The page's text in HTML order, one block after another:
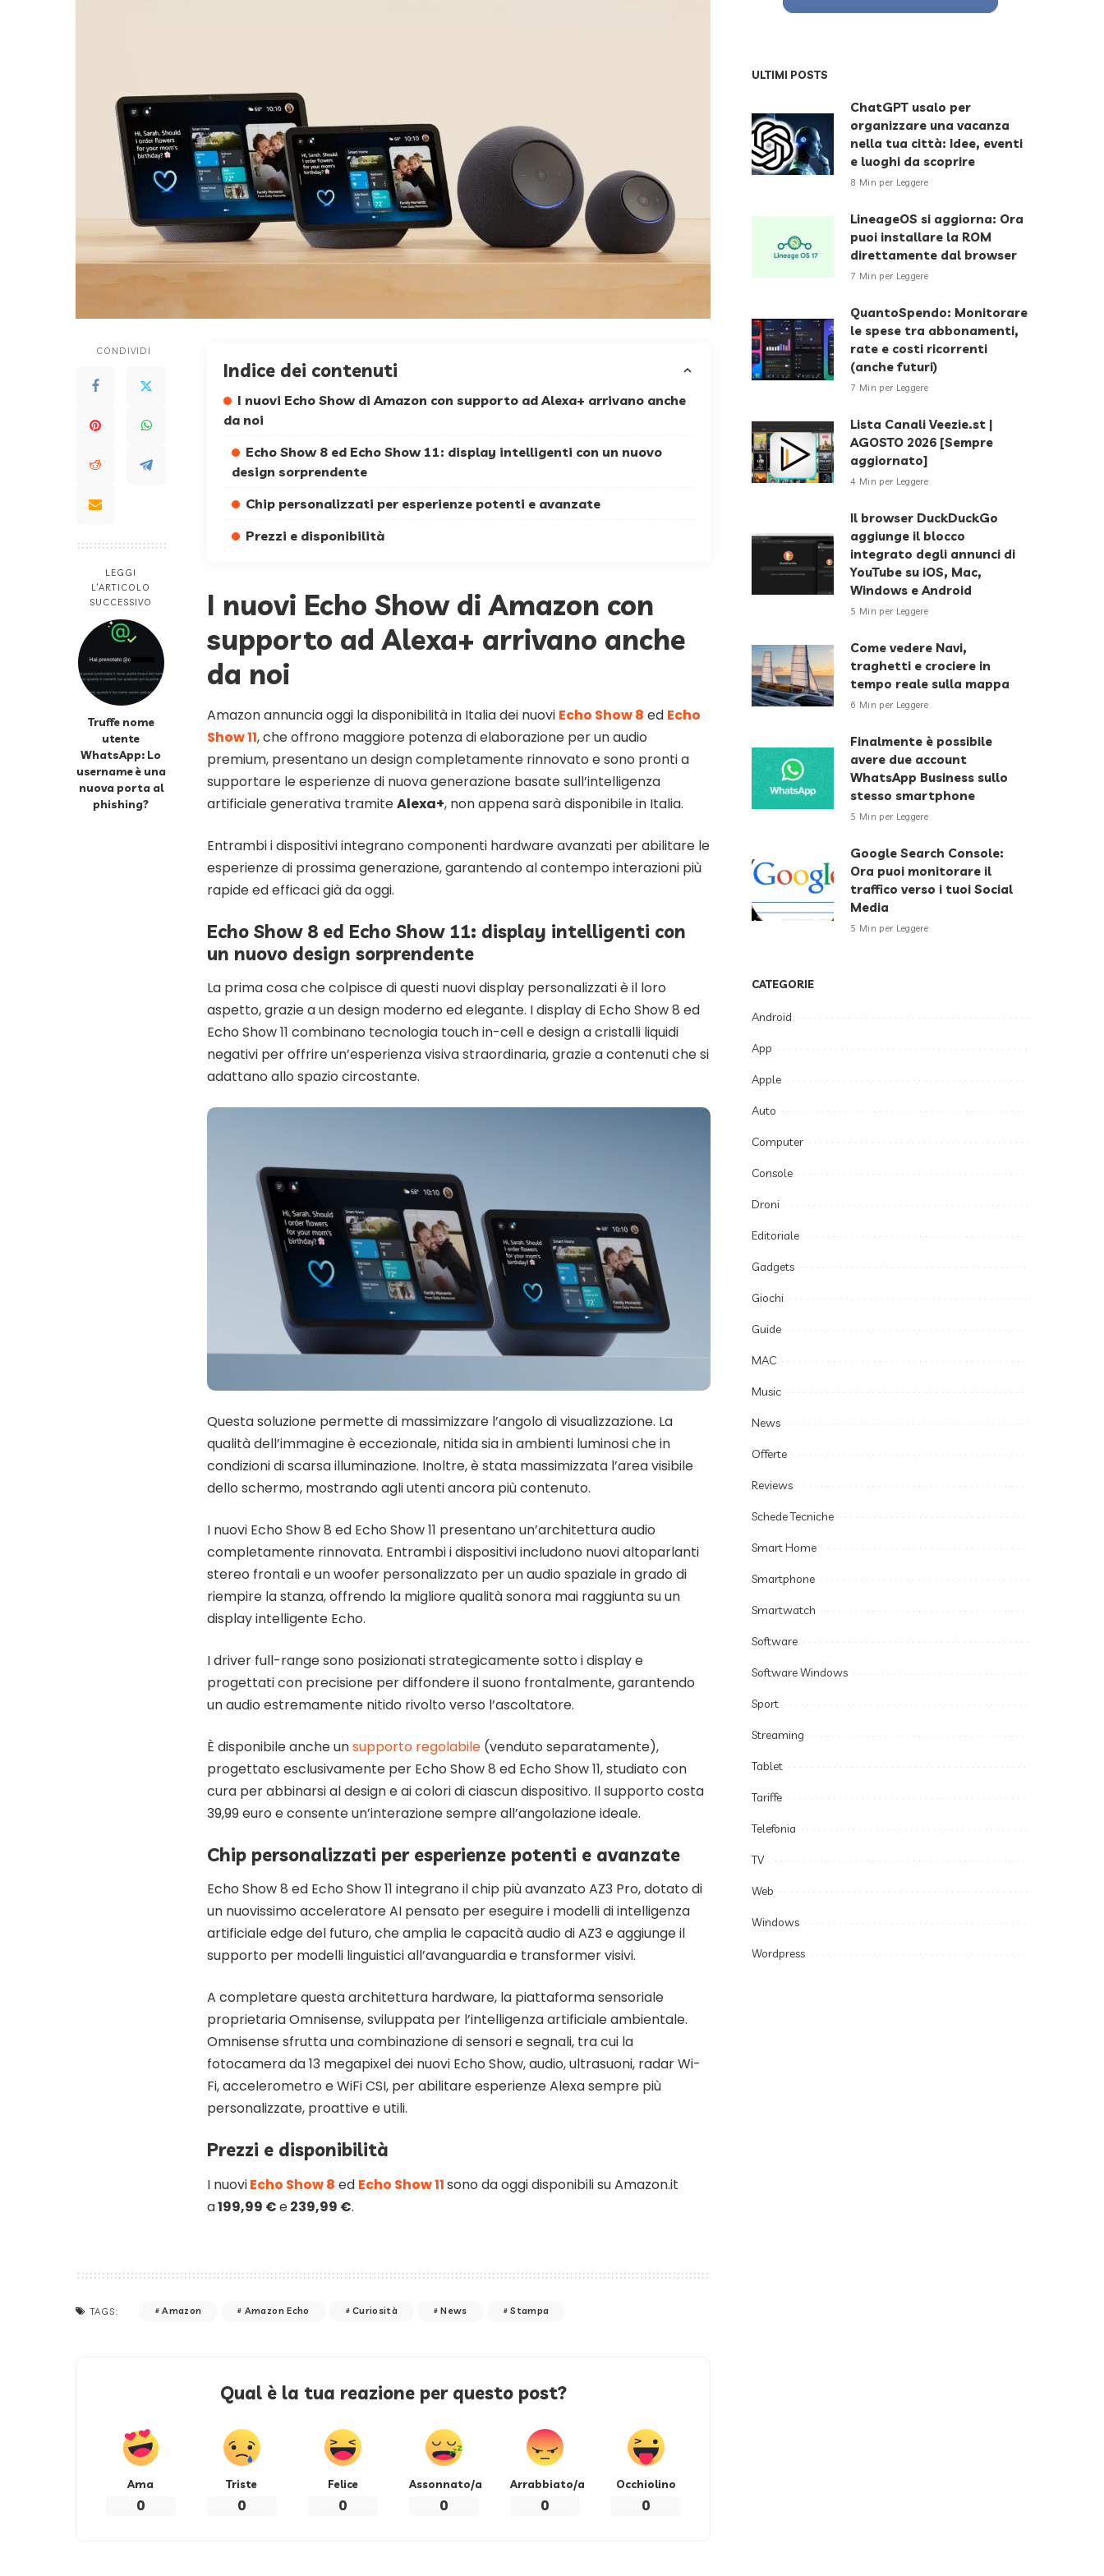
CONDIVIDI
LEGGI
L’ARTICOLO
SUCCESSIVO
Truffe nome
utente
WhatsApp: Lo
username è una
nuova porta al
phishing?
Indice dei contenuti
I nuovi Echo Show di Amazon con supporto ad Alexa+ arrivano anche
da noi
Echo Show 8 ed Echo Show 11: display intelligenti con un nuovo
design sorprendente
Chip personalizzati per esperienze potenti e avanzate
Prezzi e disponibilità
I nuovi Echo Show di Amazon con
supporto ad Alexa+ arrivano anche
da noi
Amazon annuncia oggi la disponibilità in Italia dei nuovi Echo Show 8 ed Echo
Show 11, che offrono maggiore potenza di elaborazione per un audio
premium, presentano un design completamente rinnovato e sono pronti a
supportare le esperienze di nuova generazione basate sull’intelligenza
artificiale generativa tramiteAlexa+, non appena sarà disponibile in Italia.
Entrambi i dispositivi integrano componenti hardware avanzati per abilitare le
esperienze di prossima generazione, garantendo al contempo interazioni più
rapide ed efficaci già da oggi.
Echo Show 8 ed Echo Show 11: display intelligenti con
un nuovo design sorprendente
La prima cosa che colpisce di questi nuovi display personalizzati è il loro
aspetto, grazie a un design moderno ed elegante. I display di Echo Show 8 ed
Echo Show 11 combinano tecnologia touch in-cell e design a cristalli liquidi
negativi per offrire un’esperienza visiva straordinaria, grazie a contenuti che si
adattano allo spazio circostante.
Questa soluzione permette di massimizzare l’angolo di visualizzazione. La
qualità dell’immagine è eccezionale, nitida sia in ambienti luminosi che in
condizioni di scarsa illuminazione. Inoltre, è stata massimizzata l’area visibile
dello schermo, mostrando agli utenti ancora più contenuto.
I nuovi Echo Show 8 ed Echo Show 11 presentano un’architettura audio
completamente rinnovata. Entrambi i dispositivi includono nuovi altoparlanti
stereo frontali e un woofer personalizzato per un audio spaziale in grado di
riempire la stanza, offrendo la migliore qualità sonora mai raggiunta su un
display intelligente Echo.
I driver full-range sono posizionati strategicamente sotto i display e
progettati con precisione per diffondere il suono frontalmente, garantendo
un audio estremamente nitido rivolto verso l’ascoltatore.
È disponibile anche unsupporto regolabile (venduto separatamente),
progettato esclusivamente per Echo Show 8 ed Echo Show 11, studiato con
cura per abbinarsi al design e ai colori di ciascun dispositivo. Il supporto costa
39,99 euro e consente un’interazione sempre all’angolazione ideale.
Chip personalizzati per esperienze potenti e avanzate
Echo Show 8 ed Echo Show 11 integrano il chip più avanzato AZ3 Pro, dotato di
un nuovissimo acceleratore AI pensato per eseguire i modelli di intelligenza
artificiale edge del futuro, che amplia le capacità audio di AZ3 e aggiunge il
supporto per modelli linguistici all’avanguardia e transformer visivi.
A completare questa architettura hardware, la piattaforma sensoriale
proprietaria Omnisense, sviluppata per l’intelligenza artificiale ambientale.
Omnisense sfrutta una combinazione di sensori e segnali, tra cui la
fotocamera da 13 megapixel dei nuovi Echo Show, audio, ultrasuoni, radar Wi-
Fi, accelerometro e WiFi CSI, per abilitare esperienze Alexa sempre più
personalizzate, proattive e utili.
Prezzi e disponibilità
I nuoviEcho Show 8 ed Echo Show 11sono da oggi disponibili su Amazon.it
a199,99 €e239,99 €.
TAGS: Amazon Amazon Echo Curiosità News Stampa
Qual è la tua reazione per questo post?
Ama
0
Triste
0
Felice
0
Assonnato/a
0
Arrabbiato/a
0
Occhiolino
0
ULTIMI POSTS
ChatGPT usalo per
organizzare una vacanza
nella tua città: Idee, eventi
e luoghi da scoprire
8 Min per Leggere
LineageOS si aggiorna: Ora
puoi installare la ROM
direttamente dal browser
7 Min per Leggere
QuantoSpendo: Monitorare
le spese tra abbonamenti,
rate e costi ricorrenti
(anche futuri)
7 Min per Leggere
Lista Canali Veezie.st |
AGOSTO 2026 [Sempre
aggiornato]
4 Min per Leggere
Il browser DuckDuckGo
aggiunge il blocco
integrato degli annunci di
YouTube su iOS, Mac,
Windows e Android
5 Min per Leggere
Come vedere Navi,
traghetti e crociere in
tempo reale sulla mappa
6 Min per Leggere
Finalmente è possibile
avere due account
WhatsApp Business sullo
stesso smartphone
5 Min per Leggere
Google Search Console:
Ora puoi monitorare il
traffico verso i tuoi Social
Media
5 Min per Leggere
CATEGORIE
Android
App
Apple
Auto
Computer
Console
Droni
Editoriale
Gadgets
Giochi
Guide
MAC
Music
News
Offerte
Reviews
Schede Tecniche
Smart Home
Smartphone
Smartwatch
Software
Software Windows
Sport
Streaming
Tablet
Tariffe
Telefonia
TV
Web
Windows
Wordpress